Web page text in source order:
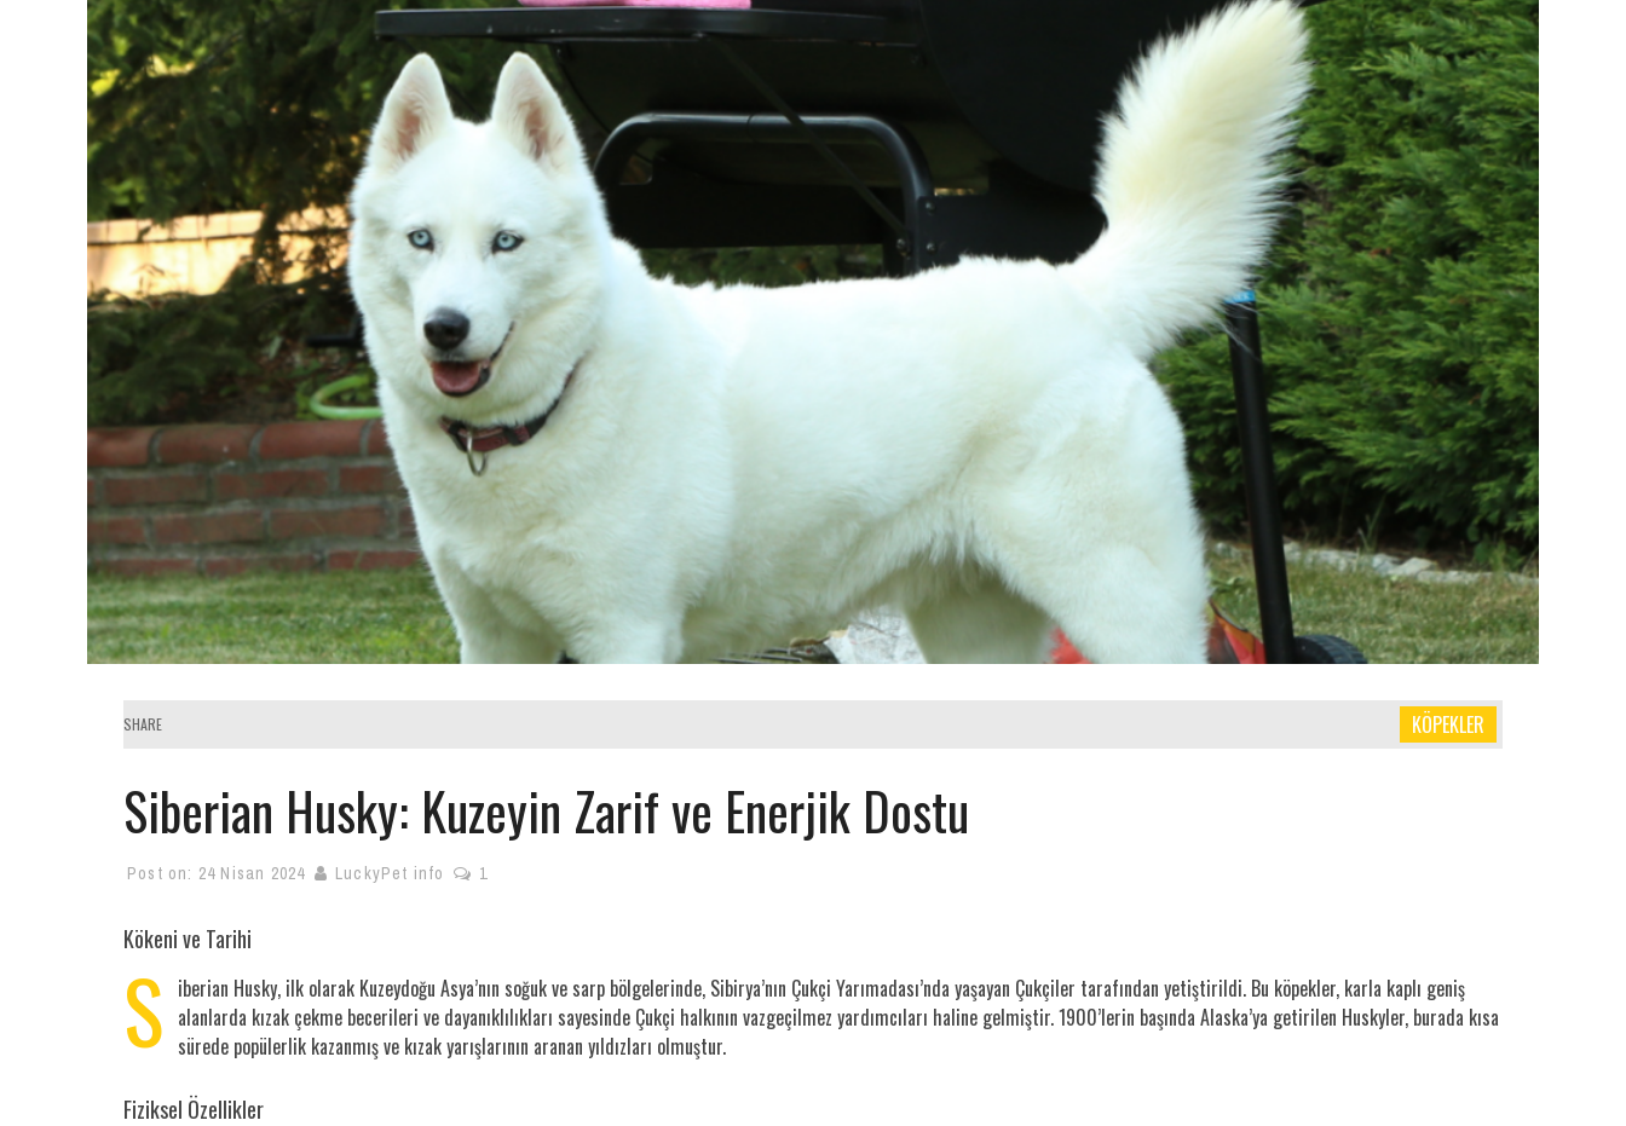
SHARE KÖPEKLER
Siberian Husky: Kuzeyin Zarif ve Enerjik Dostu
Post on: 24 Nisan 2024 LuckyPet info 1
Kökeni ve Tarihi
S iberian Husky, ilk olarak Kuzeydoğu Asya’nın soğuk ve sarp bölgelerinde, Sibirya’nın Çukçi Yarımadası’nda yaşayan Çukçiler tarafından yetiştirildi. Bu köpekler, karla kaplı geniş
alanlarda kızak çekme becerileri ve dayanıklılıkları sayesinde Çukçi halkının vazgeçilmez yardımcıları haline gelmiştir. 1900’lerin başında Alaska’ya getirilen Huskyler, burada kısa
sürede popülerlik kazanmış ve kızak yarışlarının aranan yıldızları olmuştur.
Fiziksel Özellikler